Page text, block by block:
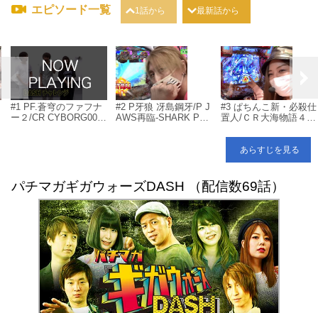
エピソード一覧 1話から 最新話から
#1 PF.蒼穹のファフナ
ー２/CR CYBORG009
#2 P牙狼 冴島鋼牙/P J
AWS再臨-SHARK PAN
#3 ぱちんこ新・必殺仕
置人/ＣＲ大海物語４/
ナナシーＤＸⅡ７７Ｎ
Ｖ/ＣＲ天下一閃4500
あらすじを見る
パチマガギガウォーズDASH （配信数69話）